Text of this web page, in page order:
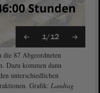
1/12
die 87 Abgeordneten
Dazu kommen dann
unterschiedlichen
Grafik: Landtag